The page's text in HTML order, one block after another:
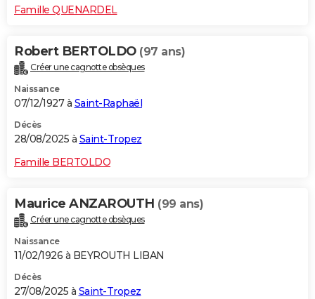
Famille QUENARDEL
Robert BERTOLDO (97 ans)
Créer une cagnotte obsèques
Naissance
07/12/1927 à Saint-Raphaël
Décès
28/08/2025 à Saint-Tropez
Famille BERTOLDO
Maurice ANZAROUTH (99 ans)
Créer une cagnotte obsèques
Naissance
11/02/1926 à BEYROUTH LIBAN
Décès
27/08/2025 à Saint-Tropez